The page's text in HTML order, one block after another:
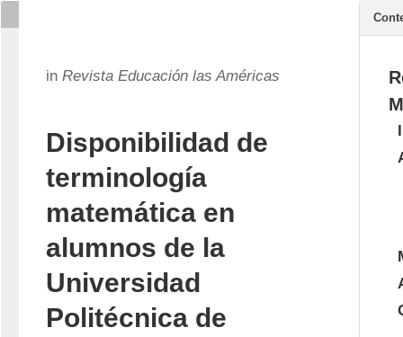
in Revista Educación las Américas
Disponibilidad de
terminología
matemática en
alumnos de la
Universidad
Politécnica de